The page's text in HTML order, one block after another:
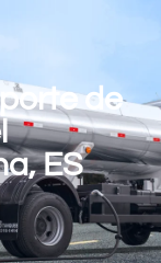
de
ES